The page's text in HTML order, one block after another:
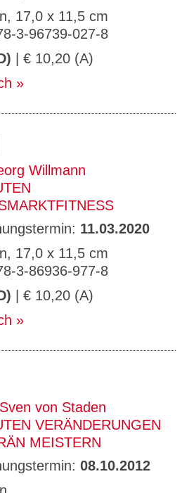
17,0 x 11,5 cm
3-96739-027-8
| € 10,20 (A)
Willmann
11.03.2020
17,0 x 11,5 cm
3-86936-977-8
| € 10,20 (A)
von Staden
VERÄNDERUNGEN
MEISTERN
08.10.2012